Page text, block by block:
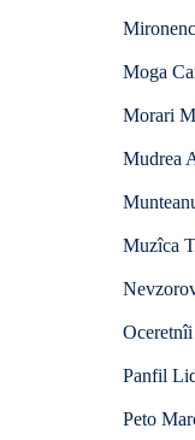
Moga
Morari
Mudrea
Muzîca
Oceretnîi
Panfil
Peto